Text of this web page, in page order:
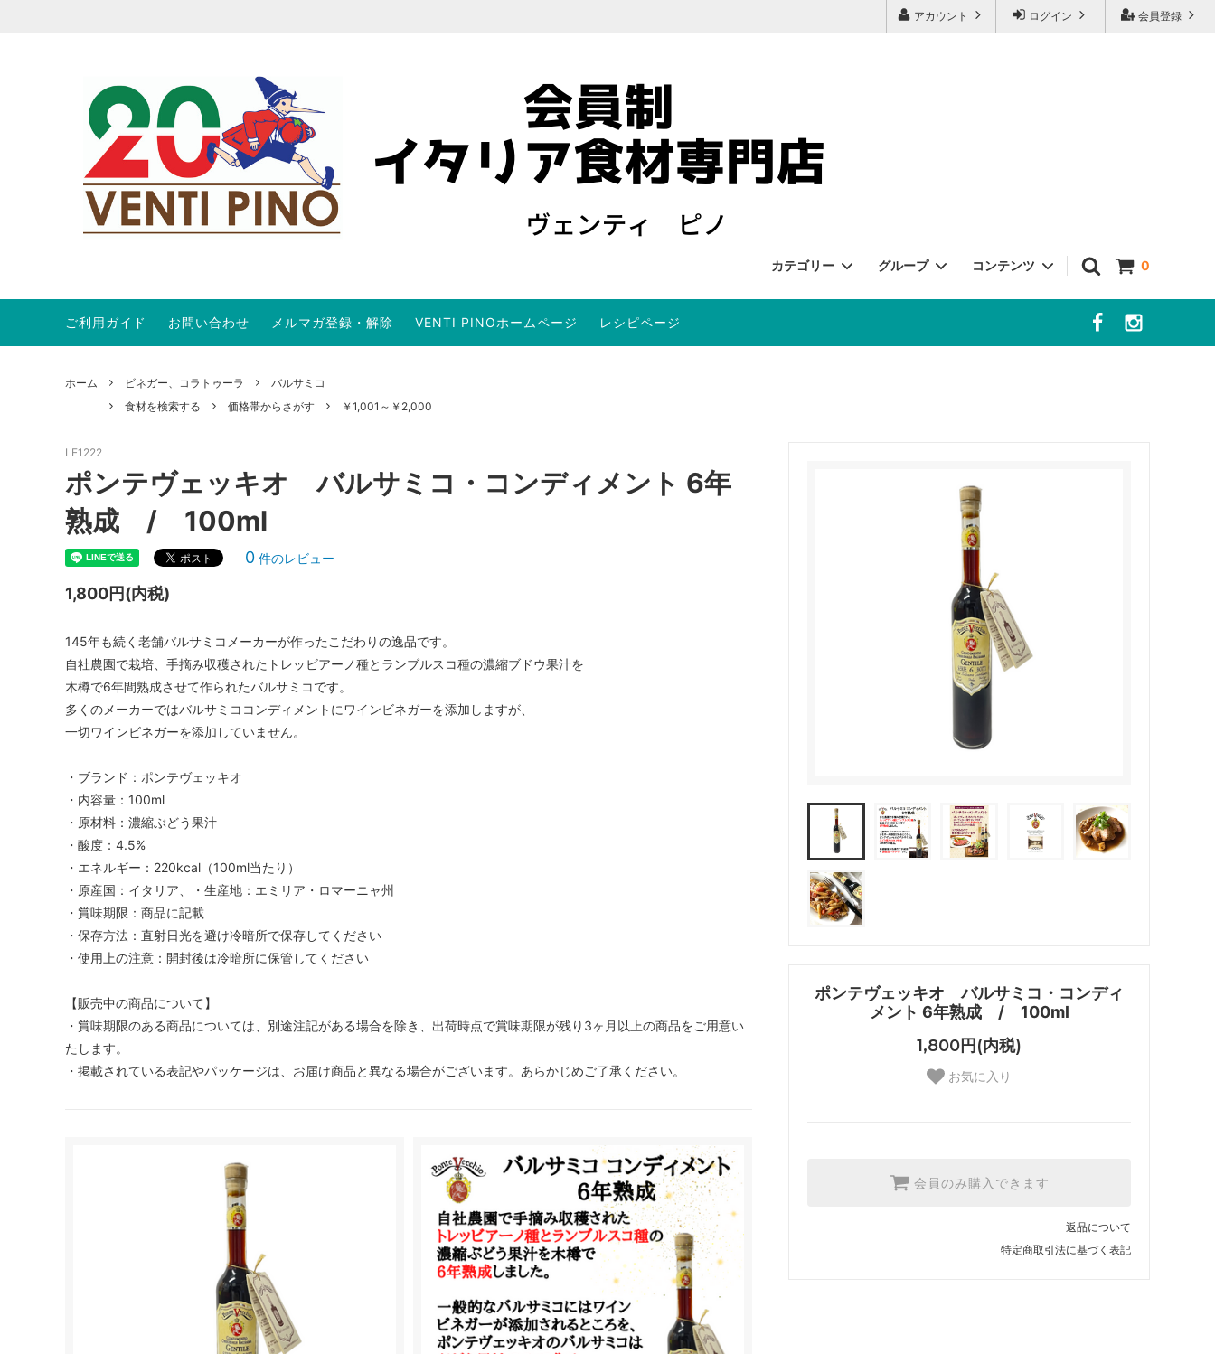
会員登録
ログイン
アカウント
0
カテゴリー
トマト パスタ オイル
ビネガー、コラトゥーラ アンチョビ
ジュース ドルチェ ジャム
その他食材
グループ
食材を検索する パスタを検索する ワイン・リキュールを検索する
コンテンツ
オンラインストア会員規約 ABOUT US 当店からのメールが届かないお客様へ
ご利用ガイド お問い合わせ メルマガ登録・解除 VENTI PINOホームページ レシピページ
ホーム ビネガー、コラトゥーラ
バルサミコ
食材を検索する
価格帯からさがす ￥1,001～￥2,000
ポンテヴェッキオ バルサミコ・コンディ
メント 6年熟成 / 100ml
1,800円(内税)
お気に入り
会員のみ購入できます
返品について
特定商取引法に基づく表記
LE1222
ポンテヴェッキオ バルサミコ・コンディメント 6年
熟成 / 100ml
0 件のレビュー
1,800円(内税)
145年も続く老舗バルサミコメーカーが作ったこだわりの逸品です。
自社農園で栽培、手摘み収穫されたトレッビアーノ種とランブルスコ種の濃縮ブドウ果汁を
木樽で6年間熟成させて作られたバルサミコです。
多くのメーカーではバルサミココンディメントにワインビネガーを添加しますが、
一切ワインビネガーを添加していません。
・ブランド：ポンテヴェッキオ
・内容量：100ml
・原材料：濃縮ぶどう果汁
・酸度：4.5%
・エネルギー：220kcal（100ml当たり）
・原産国：イタリア、・生産地：エミリア・ロマーニャ州
・賞味期限：商品に記載
・保存方法：直射日光を避け冷暗所で保存してください
・使用上の注意：開封後は冷暗所に保管してください
【販売中の商品について】
・賞味期限のある商品については、別途注記がある場合を除き、出荷時点で賞味期限が残り3ヶ月以上の商品をご用意い
たします。
・掲載されている表記やパッケージは、お届け商品と異なる場合がございます。あらかじめご了承ください。